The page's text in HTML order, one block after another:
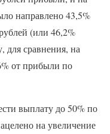
направлено 43,5%
(или 46,2%
сравнения, на
от прибыли по
выплату до 50% по
на увеличение